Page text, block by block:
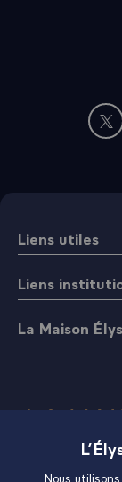
Liens utiles
Liens
La Maison
Boutique
Nous